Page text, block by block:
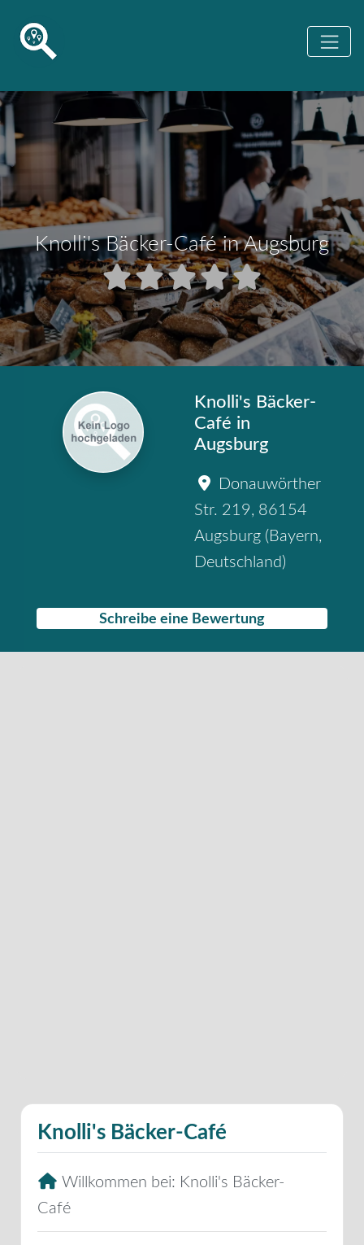
Knolli's Bäcker-Café in Augsburg
Knolli's Bäcker-
Café in
Augsburg
Donauwörther
Str. 219, 86154
Augsburg ( Bayern,
Deutschland)
Schreibe eine Bewertung
Knolli's Bäcker-Café
Willkommen bei: Knolli's Bäcker-
Café